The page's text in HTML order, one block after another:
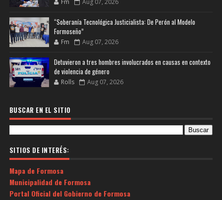
Fm Aug 07, 2026
“Soberanía Tecnológica Justicialista: De Perón al Modelo
Formoseño”
Fm Aug 07, 2026
Detuvieron a tres hombres involucrados en causas en contexto
de violencia de género
Rolls Aug 07, 2026
BUSCAR EN EL SITIO
SITIOS DE INTERÉS:
Mapa de Formosa
Municipalidad de Formosa
Portal Oficial del Gobierno de Formosa